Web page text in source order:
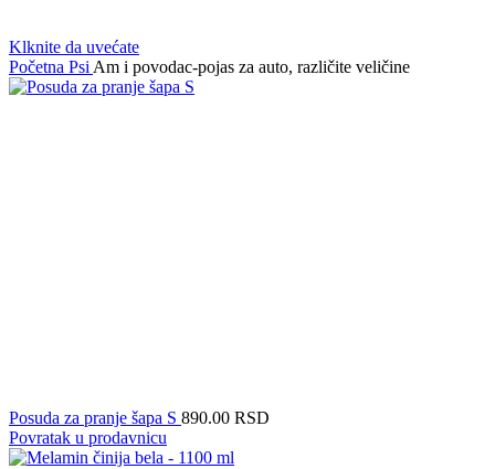
Klknite da uvećate
Početna Psi Am i povodac-pojas za auto, različite veličine
Posuda za pranje šapa S 890.00 RSD
Povratak u prodavnicu